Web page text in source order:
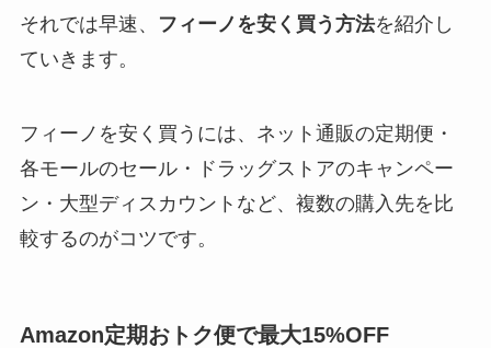
それでは早速、 フィーノを安く買う方法を紹介し
ていきます。
フィーノを安く買うには、ネット通販の定期便・
各モールのセール・ドラッグストアのキャンペー
ン・大型ディスカウントなど、複数の購入先を比
較するのがコツです。
Amazon定期おトク便で最大15%OFF